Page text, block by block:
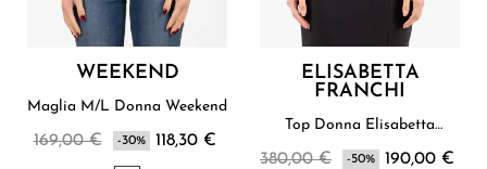
WEEKEND
Maglia M/L Donna Weekend
169,00 € -30% 118,30 €
ELISABETTA
FRANCHI
Top Donna Elisabetta
380,00 € -50% 190,00 €